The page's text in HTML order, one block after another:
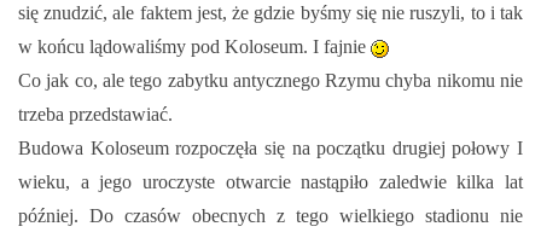
się znudzić, ale faktem jest, że gdzie byśmy się nie ruszyli, to i tak
w końcu lądowaliśmy pod Koloseum. I fajnie
Co jak co, ale tego zabytku antycznego Rzymu chyba nikomu nie
trzeba przedstawiać.
Budowa Koloseum rozpoczęła się na początku drugiej połowy I
wieku, a jego uroczyste otwarcie nastąpiło zaledwie kilka lat
później. Do czasów obecnych z tego wielkiego stadionu nie